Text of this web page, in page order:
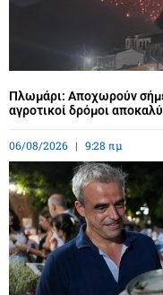
Πλωμάρι: Αποχωρούν
αγροτικοί δρόμοι
06/08/2026 9:28 πμ